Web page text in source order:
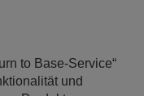
to Base-Service“
und